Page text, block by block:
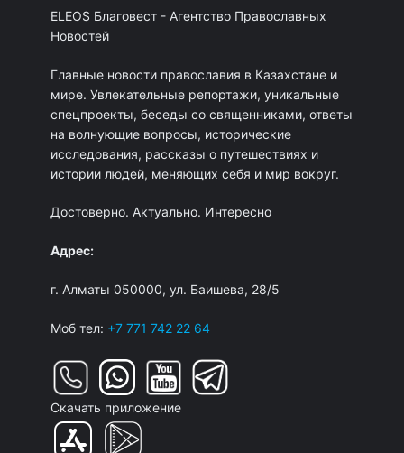
ELEOS Благовест - Агентство Православных
Новостей
Главные новости православия в Казахстане и
мире. Увлекательные репортажи, уникальные
спецпроекты, беседы со священниками, ответы
на волнующие вопросы, исторические
исследования, рассказы о путешествиях и
истории людей, меняющих себя и мир вокруг.
Достоверно. Актуально. Интересно
Адрес:
г. Алматы 050000, ул. Баишева, 28/5
Моб тел: +7 771 742 22 64
Скачать приложение